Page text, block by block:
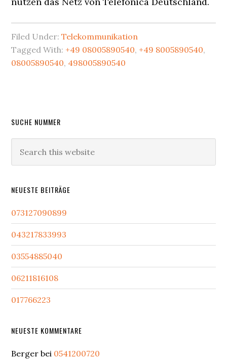
Filed Under:Telekommunikation
Tagged With: +49 08005890540, +49 8005890540,
08005890540, 498005890540
Primary
Sidebar
SUCHE NUMMER
this
NEUESTE BEITRÄGE
073127090899
043217833993
03554885040
06211816108
017766223
NEUESTE KOMMENTARE
Berger bei 0541200720